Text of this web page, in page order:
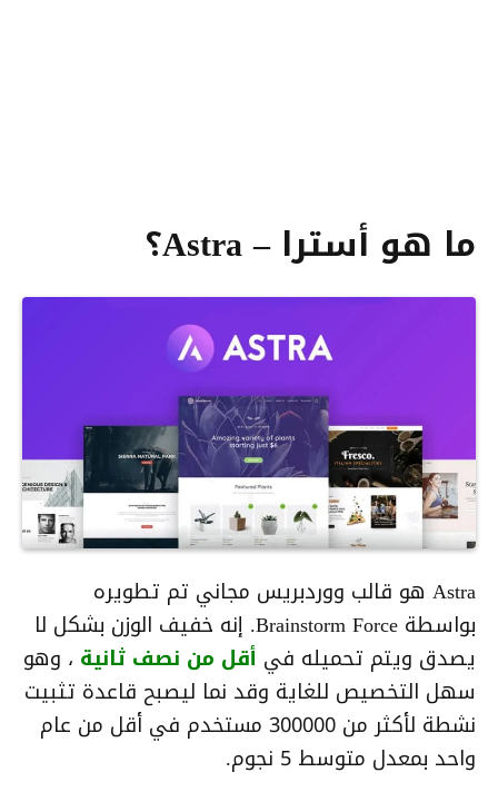
ما هو أسترا – Astra؟
Astra هو قالب ووردبريس مجاني تم تطويره
بواسطة Brainstorm Force. إنه خفيف الوزن بشكل لا
يصدق ويتم تحميله في أقل من نصف ثانية ، وهو
سهل التخصيص للغاية وقد نما ليصبح قاعدة تثبيت
نشطة لأكثر من 300000 مستخدم في أقل من عام
واحد بمعدل متوسط ​​5 نجوم.